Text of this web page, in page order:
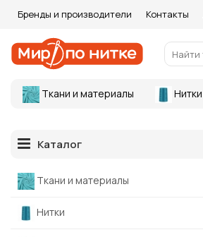
Бренды и производители Контакты
Ткани и материалы Нитки
Каталог
Ткани и материалы
Нитки